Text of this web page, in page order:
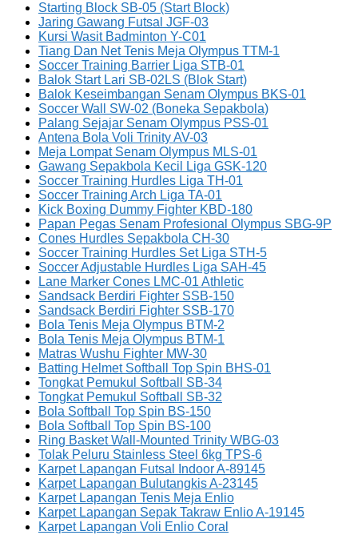
Starting Block SB-05 (Start Block)
Jaring Gawang Futsal JGF-03
Kursi Wasit Badminton Y-C01
Tiang Dan Net Tenis Meja Olympus TTM-1
Soccer Training Barrier Liga STB-01
Balok Start Lari SB-02LS (Blok Start)
Balok Keseimbangan Senam Olympus BKS-01
Soccer Wall SW-02 (Boneka Sepakbola)
Palang Sejajar Senam Olympus PSS-01
Antena Bola Voli Trinity AV-03
Meja Lompat Senam Olympus MLS-01
Gawang Sepakbola Kecil Liga GSK-120
Soccer Training Hurdles Liga TH-01
Soccer Training Arch Liga TA-01
Kick Boxing Dummy Fighter KBD-180
Papan Pegas Senam Profesional Olympus SBG-9P
Cones Hurdles Sepakbola CH-30
Soccer Training Hurdles Set Liga STH-5
Soccer Adjustable Hurdles Liga SAH-45
Lane Marker Cones LMC-01 Athletic
Sandsack Berdiri Fighter SSB-150
Sandsack Berdiri Fighter SSB-170
Bola Tenis Meja Olympus BTM-2
Bola Tenis Meja Olympus BTM-1
Matras Wushu Fighter MW-30
Batting Helmet Softball Top Spin BHS-01
Tongkat Pemukul Softball SB-34
Tongkat Pemukul Softball SB-32
Bola Softball Top Spin BS-150
Bola Softball Top Spin BS-100
Ring Basket Wall-Mounted Trinity WBG-03
Tolak Peluru Stainless Steel 6kg TPS-6
Karpet Lapangan Futsal Indoor A-89145
Karpet Lapangan Bulutangkis A-23145
Karpet Lapangan Tenis Meja Enlio
Karpet Lapangan Sepak Takraw Enlio A-19145
Karpet Lapangan Voli Enlio Coral